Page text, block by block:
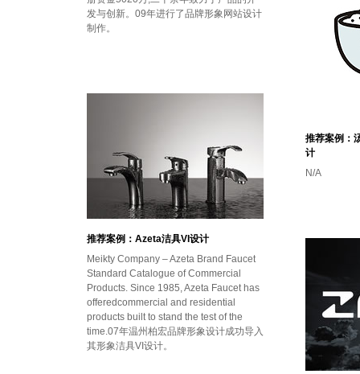
发与创新。09年进行了品牌形象网站设计
制作。
推荐案例：
计
N/A
推荐案例：Azeta洁具VI设计
Meikty Company – Azeta Brand Faucet
Standard Catalogue of Commercial
Products. Since 1985, Azeta Faucet has
offeredcommercial and residential
products built to stand the test of the
time.07年温州柏宏品牌形象设计成功导入
其形象洁具VI设计。